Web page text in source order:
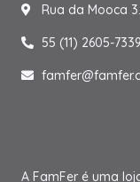
Rua da Mooca
55 (11) 2605-7339
A FamFer é uma